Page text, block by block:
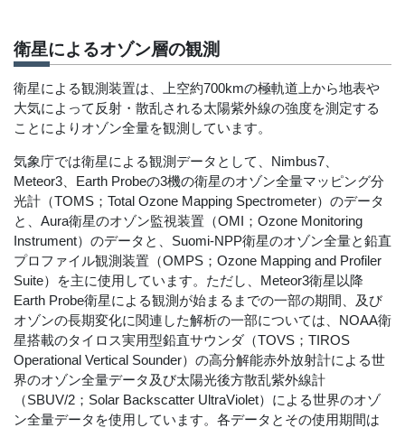
衛星によるオゾン層の観測
衛星による観測装置は、上空約700kmの極軌道上から地表や
大気によって反射・散乱される太陽紫外線の強度を測定する
ことによりオゾン全量を観測しています。
気象庁では衛星による観測データとして、Nimbus7、
Meteor3、Earth Probeの3機の衛星のオゾン全量マッピング分
光計（TOMS；Total Ozone Mapping Spectrometer）のデータ
と、Aura衛星のオゾン監視装置（OMI；Ozone Monitoring
Instrument）のデータと、Suomi-NPP衛星のオゾン全量と鉛直
プロファイル観測装置（OMPS；Ozone Mapping and Profiler
Suite）を主に使用しています。ただし、Meteor3衛星以降
Earth Probe衛星による観測が始まるまでの一部の期間、及び
オゾンの長期変化に関連した解析の一部については、NOAA衛
星搭載のタイロス実用型鉛直サウンダ（TOVS；TIROS
Operational Vertical Sounder）の高分解能赤外放射計による世
界のオゾン全量データ及び太陽光後方散乱紫外線計
（SBUV/2；Solar Backscatter UltraViolet）による世界のオゾ
ン全量データを使用しています。各データとその使用期間は